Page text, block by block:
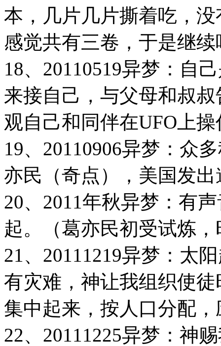
本，几片几片撕着吃，
感觉共有三卷，于是继
18、20110519异梦：自
来接自己，与父母和叔
观自己和同伴在UFO上操
19、20110906异梦：众
亦民（奇点），美国发出
20、2011年秋异梦：有
起。（葛亦民初受试炼
21、20111219异梦：太
有灾难，神让我组织使
集中起来，按人口分配
22、20111225异梦：神